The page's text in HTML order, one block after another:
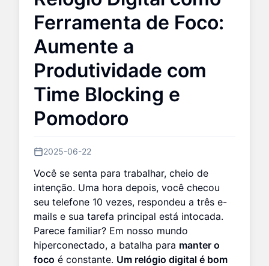
Ferramenta de Foco:
Aumente a
Produtividade com
Time Blocking e
Pomodoro
2025-06-22
Você se senta para trabalhar, cheio de
intenção. Uma hora depois, você checou
seu telefone 10 vezes, respondeu a três e-
mails e sua tarefa principal está intocada.
Parece familiar? Em nosso mundo
hiperconectado, a batalha para manter o
foco é constante. Um relógio digital é bom